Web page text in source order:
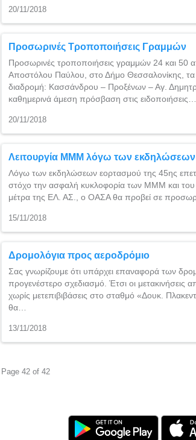
20/11/2018
Προσωρινές Τροποποιήσεις Γραμμών
Προσωρινές τροποποιήσεις γραμμών 24 και
Αποστόλου Παύλου, στο Δήμο Θεσσαλονίκης,
διαδρομή: Κασσάνδρου – Προξένων – Αγ.
καθημερινά άμεση πρόσβαση στις ειδοποιήσεις…
20/11/2018
Λειτουργία ΜΜΜ λόγω των εκδηλώσεων
Λόγω των εκδηλώσεων εορτασμού της 45ης
στόχο την ασφαλή κυκλοφορία των ΜΜΜ και του
μέτρα της ΕΛ. ΑΣ., ο ΟΑΣΑ θα προβεί σε
15/11/2018
Δρομολόγια προς αεροδρόμιο
Σας γνωρίζουμε ότι υπάρχει επαναφορά των
προγενέστερο σχεδιασμό. Έτσι οι μετακινήσεις
χωρίς μετεπιβιβάσεις στο σταθμό «Δουκ.
θα…
13/11/2018
Page 42 of 42